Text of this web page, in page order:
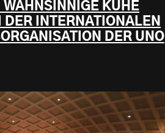
KÜHE
INTERNATIONALEN
DER UNO